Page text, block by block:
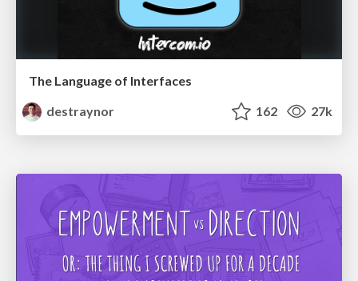
The Language of Interfaces
destraynor
162 27k